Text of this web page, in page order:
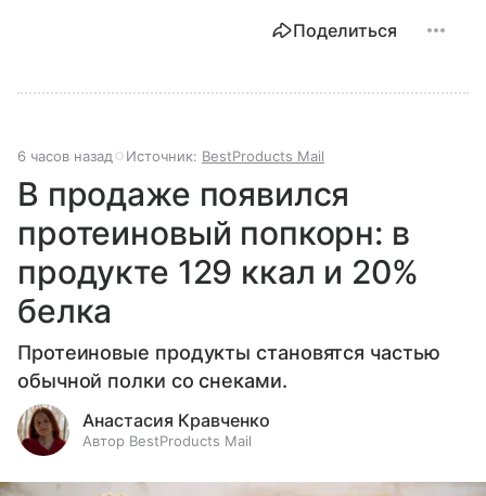
Поделиться
6 часов назад Источник: BestProducts Mail
В продаже появился
протеиновый попкорн: в
продукте 129 ккал и 20%
белка
Протеиновые продукты становятся частью
обычной полки со снеками.
Анастасия Кравченко
Автор BestProducts Mail